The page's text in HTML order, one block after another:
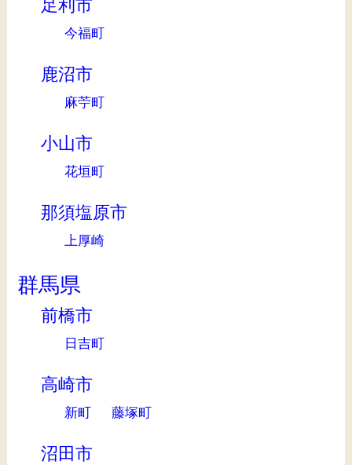
足利市
今福町
鹿沼市
麻苧町
小山市
花垣町
那須塩原市
上厚崎
群馬県
前橋市
日吉町
高崎市
新町 藤塚町
沼田市